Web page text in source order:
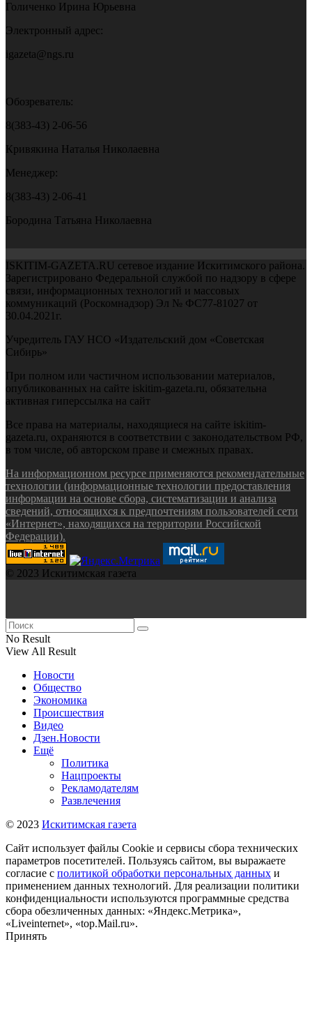
Голиченко Ирина Юрьевна
Электронный адрес:
igazeta@ngs.ru
Обозреватель:
8(383-43) 2-06-56
Кривякина Наталья Николаевна
Менеджер:
8(383-43) 2-06-41
Бородина Татьяна Николаевна
ISKITIM-GAZETA.RU сетевое издание Искитимского района.
Зарегистрировано Федеральной службой по надзору в сфере
связи, информационных технологий и массовых
коммуникаций (Роскомнадзор) Эл № ФС77-81027 от
30.04.2021г.
Учредитель ГАУ НСО «Издательский дом «Советская
Сибирь»
При полном или частичном использовании материалов,
опубликованных на сайте iskitim-gazeta.ru, обязательна
активная гиперссылка на сайт
Все права на материалы, находящиеся на сайте iskitim-
gazeta.ru, охраняются в соответствии с законодательством РФ,
в том числе, об авторском праве и смежных правах.
На информационном ресурсе применяются рекомендательные
технологии (информационные технологии предоставления
информации на основе сбора, систематизации и анализа
сведений, относящихся к предпочтениям пользователей сети
«Интернет», находящихся на территории Российской
Федерации).
© 2023 Искитимская газета
No Result
View All Result
Новости
Общество
Экономика
Происшествия
Видео
Дзен.Новости
Ещё
Политика
Нацпроекты
Рекламодателям
Развлечения
© 2023 Искитимская газета
Сайт использует файлы Cookie и сервисы сбора технических
параметров посетителей. Пользуясь сайтом, вы выражаете
согласие с политикой обработки персональных данных и
применением данных технологий. Для реализации политики
конфиденциальности используются программные средства
сбора обезличенных данных: «Яндекс.Метрика»,
«Liveinternet», «top.Mail.ru».
Принять